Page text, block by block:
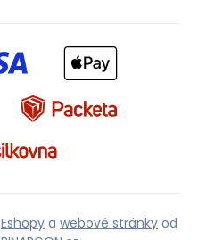
Eshopy a webové stránky od